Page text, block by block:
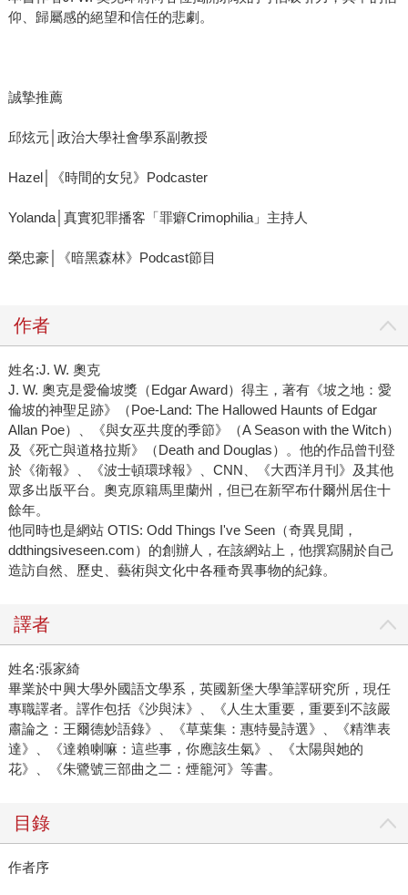
仰、歸屬感的絕望和信任的悲劇。
誠摯推薦
邱炫元│政治大學社會學系副教授
Hazel│《時間的女兒》Podcaster
Yolanda│真實犯罪播客「罪癖Crimophilia」主持人
榮忠豪│《暗黑森林》Podcast節目
作者
姓名:J. W. 奧克
J. W. 奧克是愛倫坡獎（Edgar Award）得主，著有《坡之地：愛
倫坡的神聖足跡》（Poe-Land: The Hallowed Haunts of Edgar
Allan Poe）、《與女巫共度的季節》（A Season with the Witch）
及《死亡與道格拉斯》（Death and Douglas）。他的作品曾刊登
於《衛報》、《波士頓環球報》、CNN、《大西洋月刊》及其他
眾多出版平台。奧克原籍馬里蘭州，但已在新罕布什爾州居住十
餘年。
他同時也是網站 OTIS: Odd Things I've Seen（奇異見聞，
ddthingsiveseen.com）的創辦人，在該網站上，他撰寫關於自己
造訪自然、歷史、藝術與文化中各種奇異事物的紀錄。
譯者
姓名:張家綺
畢業於中興大學外國語文學系，英國新堡大學筆譯研究所，現任
專職譯者。譯作包括《沙與沫》、《人生太重要，重要到不該嚴
肅論之：王爾德妙語錄》、《草葉集：惠特曼詩選》、《精準表
達》、《達賴喇嘛：這些事，你應該生氣》、《太陽與她的
花》、《朱鷺號三部曲之二：煙籠河》等書。
目錄
作者序